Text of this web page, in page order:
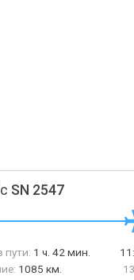
SN 2547
1 ч. 42 мин.
1085 км.